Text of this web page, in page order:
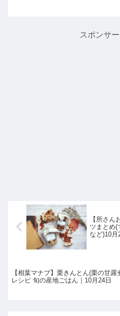
スポンサ
【所さん
ツまとめ(
など)10月
【相葉マナブ】栗きんとん(栗の甘露
レシピ 旬の産地ごはん｜10月24日